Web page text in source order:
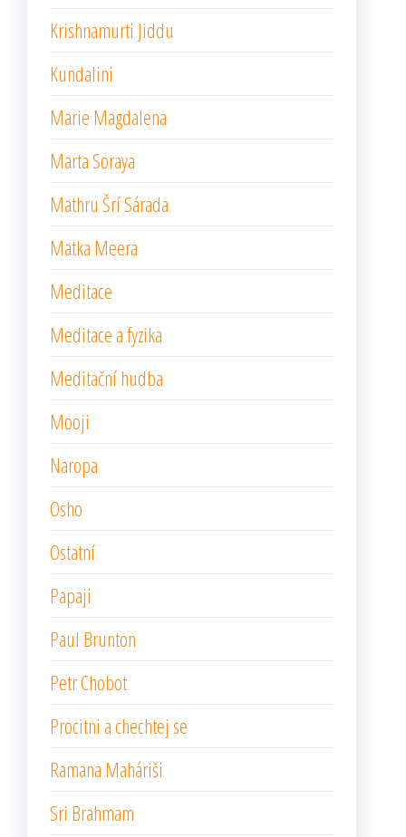
Krishnamurti Jiddu
Kundalini
Marie Magdalena
Marta Soraya
Mathru Šrí Sárada
Matka Meera
Meditace
Meditace a fyzika
Meditační hudba
Mooji
Naropa
Osho
Ostatní
Papaji
Paul Brunton
Petr Chobot
Procitni a chechtej se
Ramana Maháriši
Sri Brahmam